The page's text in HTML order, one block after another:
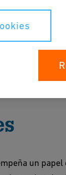
un papel